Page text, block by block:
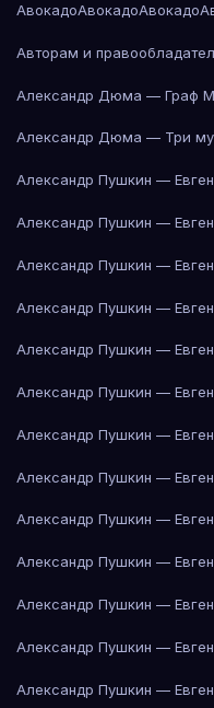
АвокадоАвокадоАвокадо
Авторам и
Александр Дюма — Граф
Александр Дюма — Три
Александр Пушкин —
Александр Пушкин —
Александр Пушкин —
Александр Пушкин —
Александр Пушкин —
Александр Пушкин —
Александр Пушкин —
Александр Пушкин —
Александр Пушкин —
Александр Пушкин —
Александр Пушкин —
Александр Пушкин —
Александр Пушкин —